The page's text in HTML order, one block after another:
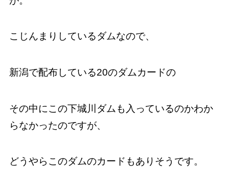
こじんまりしているダムなので、
新潟で配布している20のダムカードの
その中にこの下城川ダムも入っているのかわか
らなかったのですが、
どうやらこのダムのカードもありそうです。